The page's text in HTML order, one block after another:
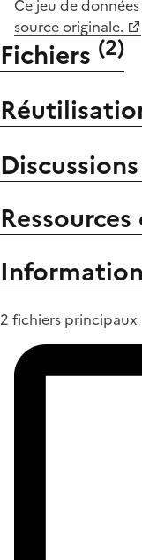
Ce jeu de
source originale.
Fichiers (2)
Discussions
2 fichiers principaux